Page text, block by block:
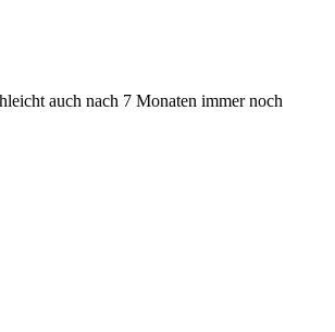
auch nach 7 Monaten immer noch